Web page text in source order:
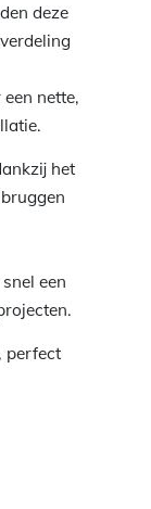
deze
nette,
het
een
perfect